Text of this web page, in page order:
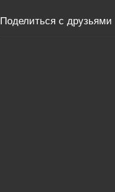
Поделиться с друзьями